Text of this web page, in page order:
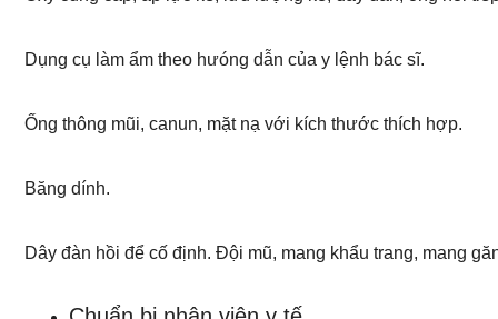
Dụng cụ làm ẩm theo hưóng dẫn của y lệnh bác sĩ.
Ống thông mũi, canun, mặt nạ với kích thước thích hợp.
Băng dính.
Dây đàn hồi để cố định. Đội mũ, mang khẩu trang, mang